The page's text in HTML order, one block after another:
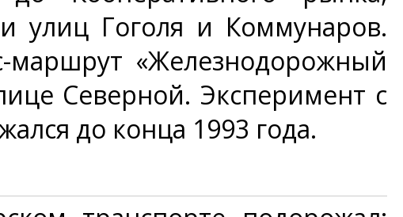
улиц Гоголя и Коммунаров.
«Железнодорожный
Северной. Эксперимент с
до конца 1993 года.